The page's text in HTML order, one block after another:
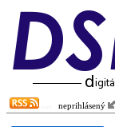
neprihlásený